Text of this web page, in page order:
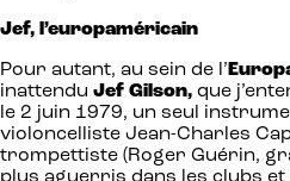
Jef, l’europaméricain
Pour autant, au sein de l’
inattendu Jef Gilson, que
le 2 juin 1979, un seul
violoncelliste Jean-Charles
trompettiste (Roger Guérin,
plus aguerris dans les clubs et